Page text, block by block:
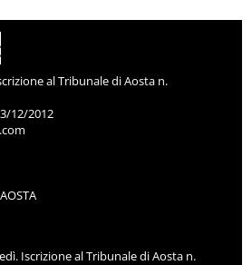
al Tribunale di Aosta n.
12/2012
Iscrizione al Tribunale di Aosta n.